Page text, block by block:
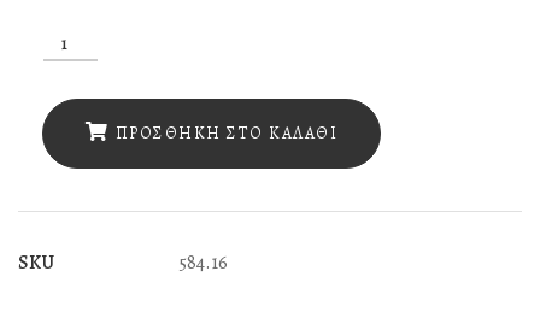
SKU
16
ΥΦΑΝΤΟ
ΚΟΡΑΛΙ
ΠΡΟΣΘΉΚΗ ΣΤΟ ΚΑΛΆΘΙ
SKU 584.16